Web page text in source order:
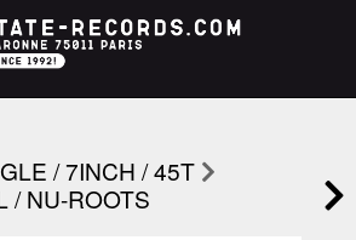
/ 7INCH / 45T
/ NU-ROOTS